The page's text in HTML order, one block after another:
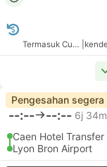
Termasuk Cukai
Pengesahan segera
--:-- --:-- 6j 34m
Caen Hotel Transfer
Lyon Bron Airport